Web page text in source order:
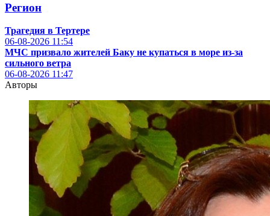
Регион
Трагедия в Тертере
06-08-2026 11:54
МЧС призвало жителей Баку не купаться в море из-за
сильного ветра
06-08-2026 11:47
Авторы